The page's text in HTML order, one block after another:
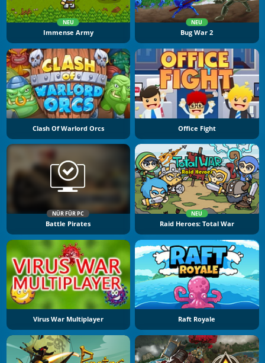
NEU
Immense Army
NEU
Bug War 2
Clash Of Warlord Orcs Office Fight
NÜR FÜR PC
Battle Pirates
NEU
Raid Heroes: Total War
Virus War Multiplayer Raft Royale